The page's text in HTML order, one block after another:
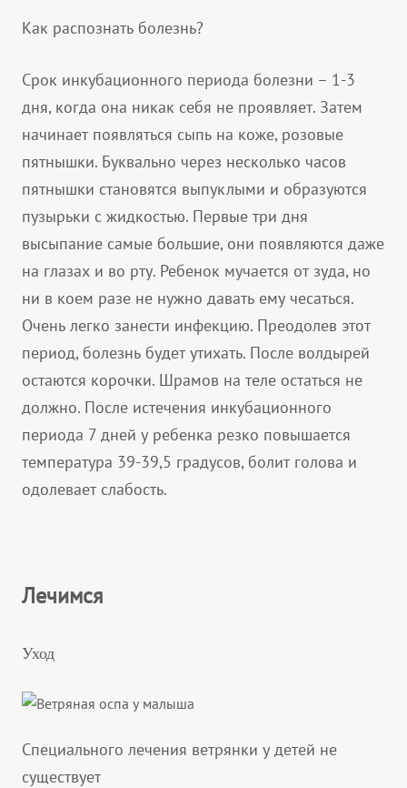
Как распознать болезнь?
Срок инкубационного периода болезни – 1-3
дня, когда она никак себя не проявляет. Затем
начинает появляться сыпь на коже, розовые
пятнышки. Буквально через несколько часов
пятнышки становятся выпуклыми и образуются
пузырьки с жидкостью. Первые три дня
высыпание самые большие, они появляются даже
на глазах и во рту. Ребенок мучается от зуда, но
ни в коем разе не нужно давать ему чесаться.
Очень легко занести инфекцию. Преодолев этот
период, болезнь будет утихать. После волдырей
остаются корочки. Шрамов на теле остаться не
должно. После истечения инкубационного
периода 7 дней у ребенка резко повышается
температура 39-39,5 градусов, болит голова и
одолевает слабость.
Лечимся
Уход
Специального лечения ветрянки у детей не
существует